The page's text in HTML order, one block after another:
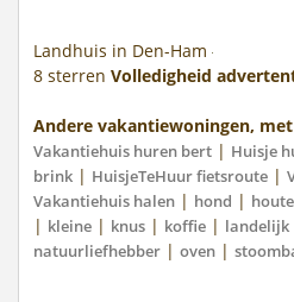
Landhuis in Den-Ham
8 sterren Volledigheid
Andere vakantiewoningen,
Vakantiehuis huren bert | Huisje
brink | HuisjeTeHuur fietsroute |
Vakantiehuis halen | hond |
| kleine | knus | koffie | landelijk
natuurliefhebber | oven |